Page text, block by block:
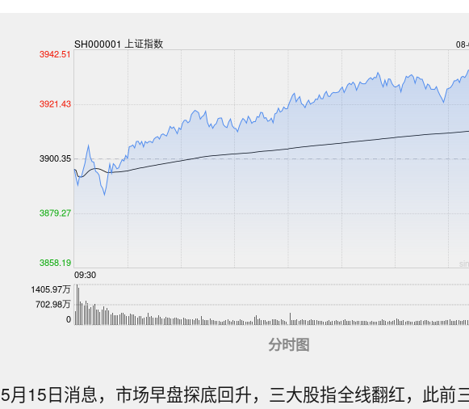
分时图
5月15日消息，市场早盘探底回升，三大股指全线翻红，此前